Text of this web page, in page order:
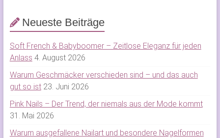
Neueste Beiträge
Soft French & Babyboomer – Zeitlose Eleganz für jeden
Anlass 4. August 2026
Warum Geschmäcker verschieden sind – und das auch
gut so ist 23. Juni 2026
Pink Nails – Der Trend, der niemals aus der Mode kommt
31. Mai 2026
Warum ausgefallene Nailart und besondere Nagelformen